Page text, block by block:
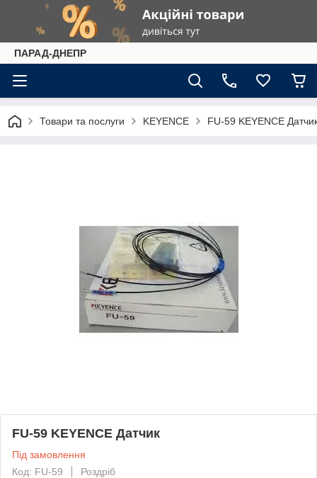
ПАРАД-ДНЕПР
Товари та послуги KEYENCE FU-59 KEYENCE
FU-59 KEYENCE Датчик
Під замовлення
Код: FU-59
Роздріб